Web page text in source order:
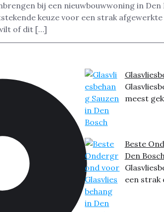
bij een nieuwbouwwoning in
keuze voor een strak
of dit […]
meest
Beste
Den Bosch
een strak